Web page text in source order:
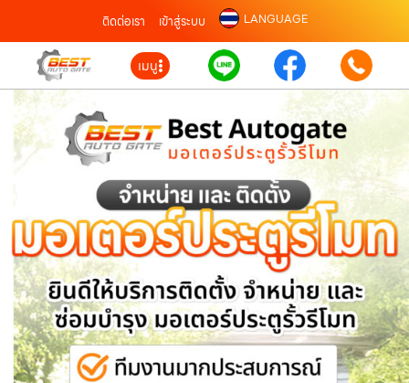
ติดต่อเรา เข้าสู่ระบบ LANGUAGE
เมนู